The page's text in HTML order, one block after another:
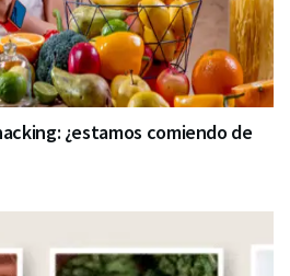
¿estamos comiendo de